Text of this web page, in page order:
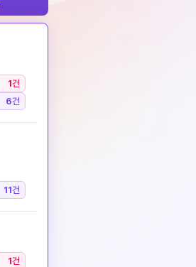
1건
6건
11건
1건